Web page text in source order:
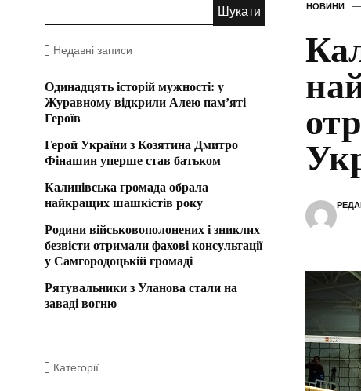
НОВИНИ
Недавні записи
Одинадцять історій мужності: у
Журавному відкрили Алею пам’яті
Героїв
Герой України з Козятина Дмитро
Фінашин уперше став батьком
Калинівська громада обрала
найкращих шашкістів року
Родини військовополонених і зниклих
безвісти отримали фахові консультації
у Самгородоцькій громаді
Рятувальники з Уланова стали на
заваді вогню
Категорії